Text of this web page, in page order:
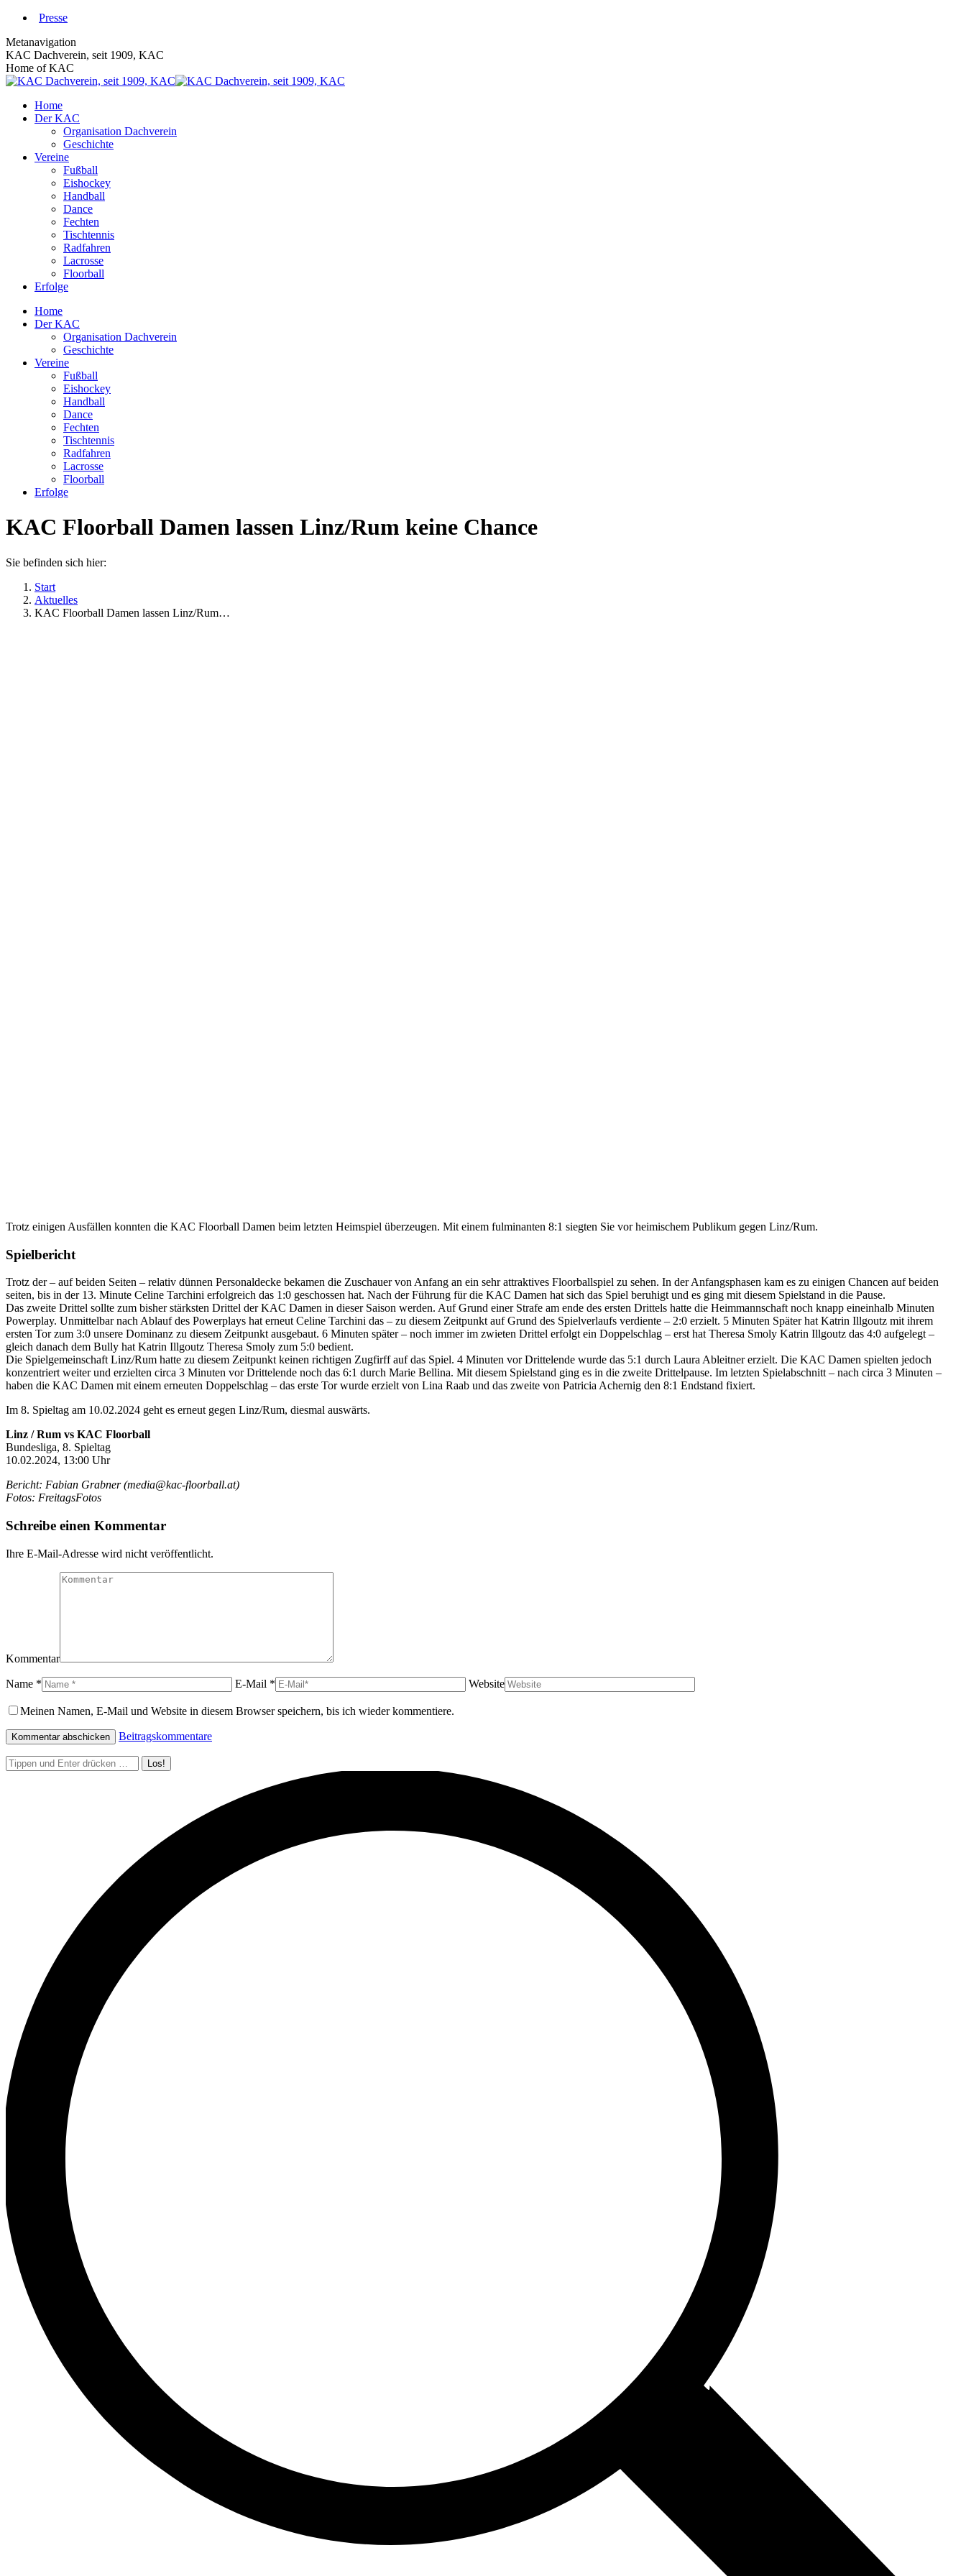
Zum
springen
Presse
Metanavigation
KAC Dachverein, seit 1909, KAC
Home of KAC
Home
Der KAC
Organisation Dachverein
Geschichte
Vereine
Fußball
Eishockey
Handball
Dance
Fechten
Tischtennis
Radfahren
Lacrosse
Floorball
Erfolge
Home
Der KAC
Organisation Dachverein
Geschichte
Vereine
Fußball
Eishockey
Handball
Dance
Fechten
Tischtennis
Radfahren
Lacrosse
Floorball
Erfolge
KAC Floorball Damen lassen Linz/Rum keine Chance
Sie befinden sich hier:
Start
Aktuelles
KAC Floorball Damen lassen Linz/Rum…
Trotz einigen Ausfällen konnten die KAC Floorball Damen beim letzten Heimspiel überzeugen. Mit einem fulminanten 8:1 siegten Sie vor heimischem Publikum gegen Linz/Rum.
Spielbericht
Trotz der – auf beiden Seiten – relativ dünnen Personaldecke bekamen die Zuschauer von Anfang an ein sehr attraktives Floorballspiel zu sehen. In der Anfangsphasen kam es zu einigen Chancen auf beiden
seiten, bis in der 13. Minute Celine Tarchini erfolgreich das 1:0 geschossen hat. Nach der Führung für die KAC Damen hat sich das Spiel beruhigt und es ging mit diesem Spielstand in die Pause.
Das zweite Drittel sollte zum bisher stärksten Drittel der KAC Damen in dieser Saison werden. Auf Grund einer Strafe am ende des ersten Drittels hatte die Heimmannschaft noch knapp eineinhalb Minuten
Powerplay. Unmittelbar nach Ablauf des Powerplays hat erneut Celine Tarchini das – zu diesem Zeitpunkt auf Grund des Spielverlaufs verdiente – 2:0 erzielt. 5 Minuten Später hat Katrin Illgoutz mit ihrem
ersten Tor zum 3:0 unsere Dominanz zu diesem Zeitpunkt ausgebaut. 6 Minuten später – noch immer im zwieten Drittel erfolgt ein Doppelschlag – erst hat Theresa Smoly Katrin Illgoutz das 4:0 aufgelegt –
gleich danach dem Bully hat Katrin Illgoutz Theresa Smoly zum 5:0 bedient.
Die Spielgemeinschaft Linz/Rum hatte zu diesem Zeitpunkt keinen richtigen Zugfirff auf das Spiel. 4 Minuten vor Drittelende wurde das 5:1 durch Laura Ableitner erzielt. Die KAC Damen spielten jedoch
konzentriert weiter und erzielten circa 3 Minuten vor Drittelende noch das 6:1 durch Marie Bellina. Mit diesem Spielstand ging es in die zweite Drittelpause. Im letzten Spielabschnitt – nach circa 3 Minuten –
haben die KAC Damen mit einem erneuten Doppelschlag – das erste Tor wurde erzielt von Lina Raab und das zweite von Patricia Achernig den 8:1 Endstand fixiert.
Im 8. Spieltag am 10.02.2024 geht es erneut gegen Linz/Rum, diesmal auswärts.
Linz / Rum vs KAC Floorball
Bundesliga, 8. Spieltag
10.02.2024, 13:00 Uhr
Bericht: Fabian Grabner (media@kac-floorball.at)
Fotos: FreitagsFotos
Schreibe einen Kommentar
Ihre E-Mail-Adresse wird nicht veröffentlicht.
Kommentar
Name * E-Mail * Website
Meinen Namen, E-Mail und Website in diesem Browser speichern, bis ich wieder kommentiere.
Beitragskommentare
Search: